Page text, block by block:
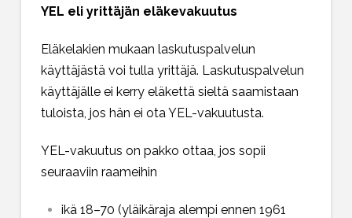
YEL eli yrittäjän eläkevakuutus
Eläkelakien mukaan laskutuspalvelun
käyttäjästä voi tulla yrittäjä. Laskutuspalvelun
käyttäjälle ei kerry eläkettä sieltä saamistaan
tuloista, jos hän ei ota YEL-vakuutusta.
YEL-vakuutus on pakko ottaa, jos sopii
seuraaviin raameihin
ikä 18–70 (yläikäraja alempi ennen 1961